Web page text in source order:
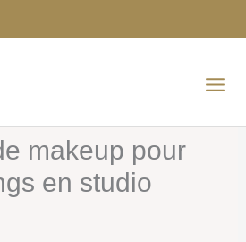
makeup pour
en studio